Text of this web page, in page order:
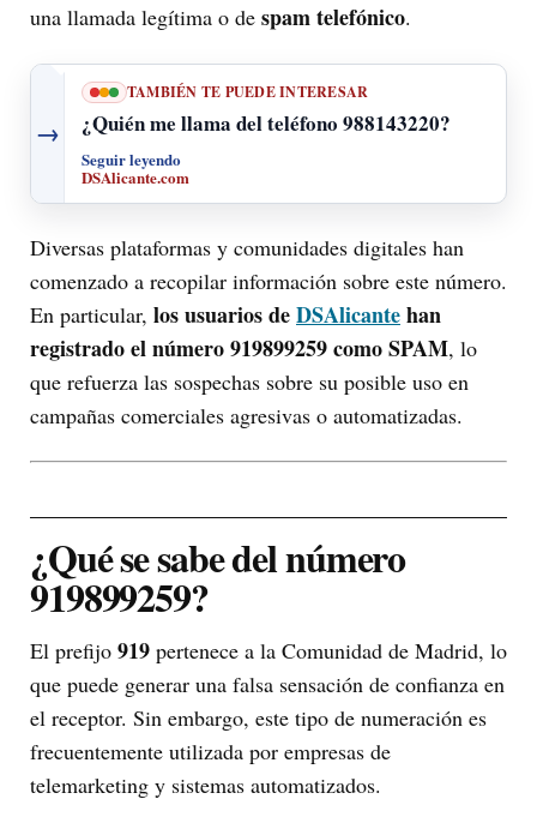
una llamada legítima o de spam telefónico.
→
TAMBIÉN TE PUEDE INTERESAR
¿Quién me llama del teléfono 988143220?
Seguir leyendo
DSAlicante.com
Diversas plataformas y comunidades digitales han
comenzado a recopilar información sobre este número.
En particular, los usuarios deDSAlicantehan
registrado el número 919899259 como SPAM, lo
que refuerza las sospechas sobre su posible uso en
campañas comerciales agresivas o automatizadas.
¿Qué se sabe del número
919899259?
El prefijo 919 pertenece a la Comunidad de Madrid, lo
que puede generar una falsa sensación de confianza en
el receptor. Sin embargo, este tipo de numeración es
frecuentemente utilizada por empresas de
telemarketing y sistemas automatizados.